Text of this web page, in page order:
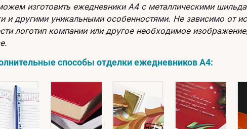
изготовить ежедневники А4 с металлическими
и другими уникальными особенностями. Не зависимо от
логотип компании или другое необходимое
способы отделки ежедневников А4: